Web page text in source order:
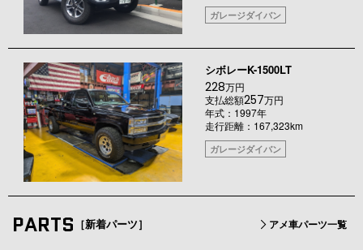
ガレージダイバン
シボレーK-1500LT
228万円
支払総額257万円
年式：1997年
走行距離：167,323km
ガレージダイバン
PARTS ［新着パーツ］ アメ車パーツ一覧